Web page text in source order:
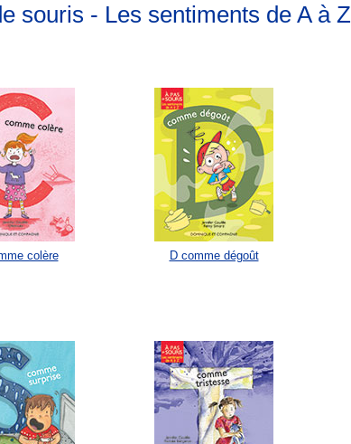
souris - Les sentiments de A à Z
colère D comme dégoût